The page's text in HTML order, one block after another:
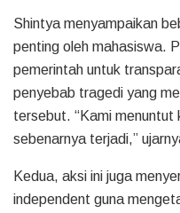
Shintya menyampaikan
penting oleh mahasiswa.
pemerintah untuk
penyebab tragedi yang
tersebut. “Kami menuntut
sebenarnya terjadi,”
Kedua, aksi ini juga
independent guna